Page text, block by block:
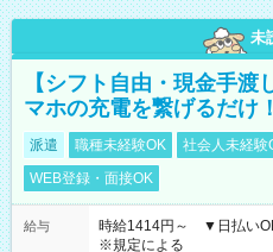
未
【シフト自由・現金手
マホの充電を繋げるだけ！
派遣 職種未経験OK 社会人未経験
WEB登録・面接OK
給与
時給1414円～ ▼日払い
※規定による